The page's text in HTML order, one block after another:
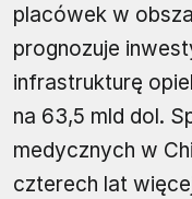
placówek w
prognozuje
infrastrukturę
na 63,5 mld dol.
medycznych w
czterech lat